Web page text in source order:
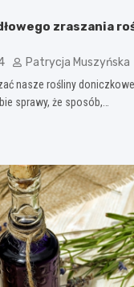
zraszania
Patrycja Muszyńska
nasze rośliny
sprawy, że sposób,…